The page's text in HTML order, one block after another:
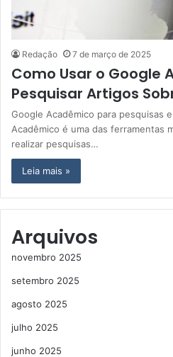
Redação 7 de março de 2025
Como Usar o Google
Pesquisar Artigos
Google Acadêmico para pesquisas
Acadêmico é uma das ferramentas
realizar pesquisas…
Leia mais »
Arquivos
novembro 2025
setembro 2025
agosto 2025
julho 2025
junho 2025